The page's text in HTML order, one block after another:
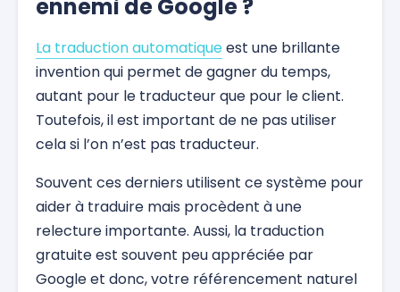
ennemi de Google ?
La traduction automatiqueest une brillante
invention qui permet de gagner du temps,
autant pour le traducteur que pour le client.
Toutefois, il est important de ne pas utiliser
cela si l’on n’est pas traducteur.
Souvent ces derniers utilisent ce système pour
aider à traduire mais procèdent à une
relecture importante. Aussi, la traduction
gratuite est souvent peu appréciée par
Google et donc, votre référencement naturel